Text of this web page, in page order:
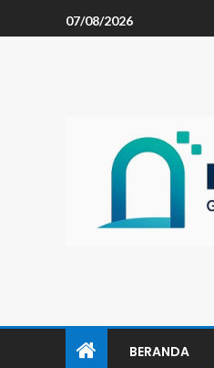
07/08/2026
BERANDA